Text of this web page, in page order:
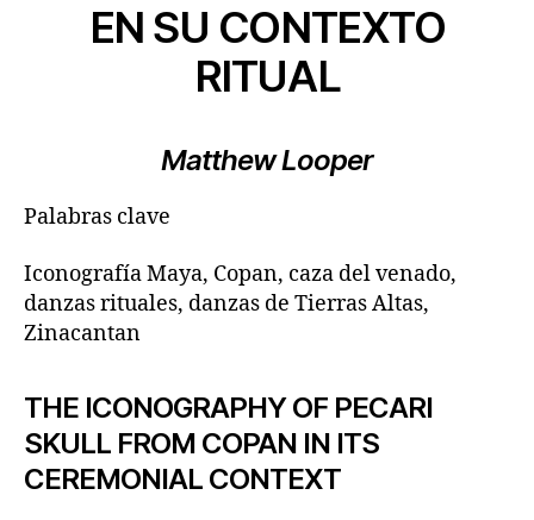
EN SU CONTEXTO
RITUAL
Matthew Looper
Palabras clave
Iconografía Maya, Copan, caza del venado,
danzas rituales, danzas de Tierras Altas,
Zinacantan
THE ICONOGRAPHY OF PECARI
SKULL FROM COPAN IN ITS
CEREMONIAL CONTEXT